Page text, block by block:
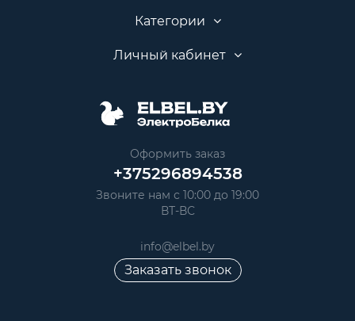
Категории
Личный кабинет
Оформить заказ
+375296894538
Звоните нам с 10:00 до 19:00
ВТ-ВС
info@elbel.by
Заказать звонок